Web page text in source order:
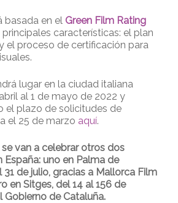
basada en el Green Film Rating
características: el plan
el proceso de certificación para
lugar en la ciudad italiana
al 1 de mayo de 2022 y
el plazo de solicitudes de
el 25 de marzo aquí.
van a celebrar otros dos
España: uno en Palma de
31 de julio, gracias a Mallorca Film
en Sitges, del 14 al 156 de
Gobierno de Cataluña.